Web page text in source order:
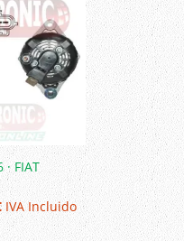
FIAT
El
precio
IVA Incluido